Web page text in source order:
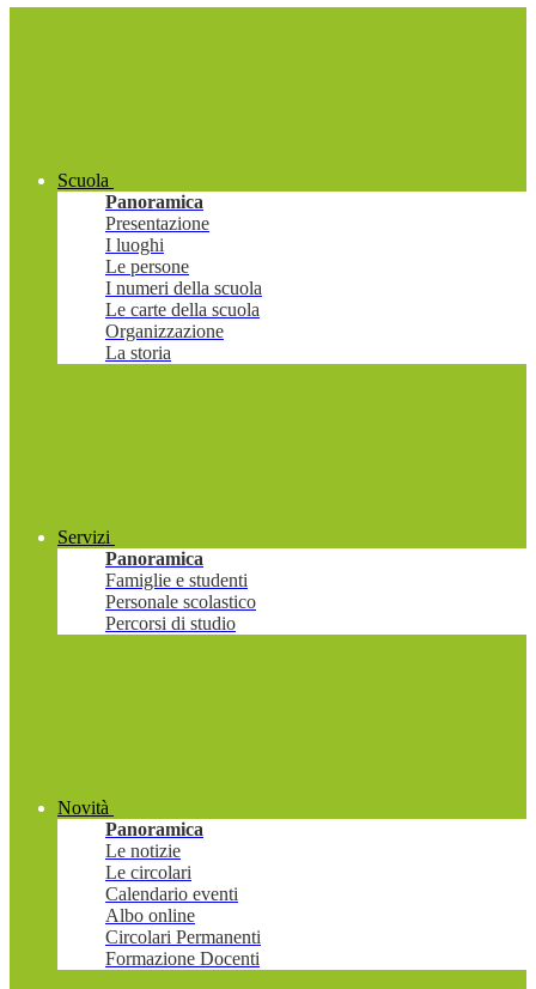
Scuola
Panoramica
Presentazione
I luoghi
Le persone
I numeri della scuola
Le carte della scuola
Organizzazione
La storia
Servizi
Panoramica
Famiglie e studenti
Personale scolastico
Percorsi di studio
Novità
Panoramica
Le notizie
Le circolari
Calendario eventi
Albo online
Circolari Permanenti
Formazione Docenti